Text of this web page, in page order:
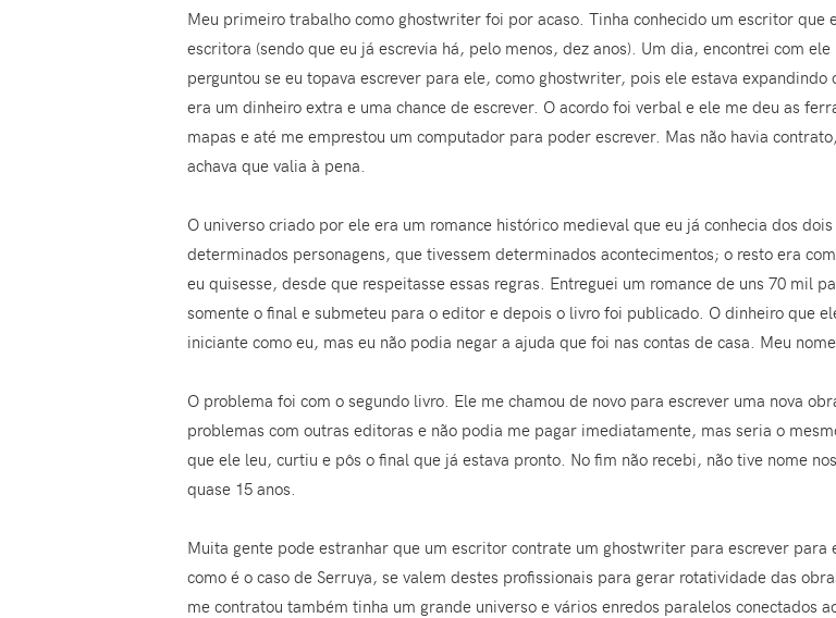
Meu primeiro trabalho como ghostwriter foi por acaso. Tinha conhecido um escritor que
escritora (sendo que eu já escrevia há, pelo menos, dez anos). Um dia, encontrei com
perguntou se eu topava escrever para ele, como ghostwriter, pois ele estava
era um dinheiro extra e uma chance de escrever. O acordo foi verbal e ele me deu as
mapas e até me emprestou um computador para poder escrever. Mas não havia
achava que valia à pena.
O universo criado por ele era um romance histórico medieval que eu já conhecia dos
determinados personagens, que tivessem determinados acontecimentos; o resto era
eu quisesse, desde que respeitasse essas regras. Entreguei um romance de uns 70 mil
somente o final e submeteu para o editor e depois o livro foi publicado. O dinheiro que
iniciante como eu, mas eu não podia negar a ajuda que foi nas contas de casa. Meu
O problema foi com o segundo livro. Ele me chamou de novo para escrever uma nova
problemas com outras editoras e não podia me pagar imediatamente, mas seria o
que ele leu, curtiu e pôs o final que já estava pronto. No fim não recebi, não tive nome
quase 15 anos.
Muita gente pode estranhar que um escritor contrate um ghostwriter para escrever
como é o caso de Serruya, se valem destes profissionais para gerar rotatividade das
me contratou também tinha um grande universo e vários enredos paralelos conectados